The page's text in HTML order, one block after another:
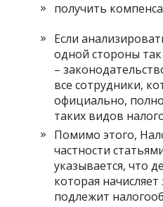
получить
Если
одной стороны
–
все сотрудники,
официально,
таких видов
Помимо этого,
частности
указывается, что
которая
подлежит